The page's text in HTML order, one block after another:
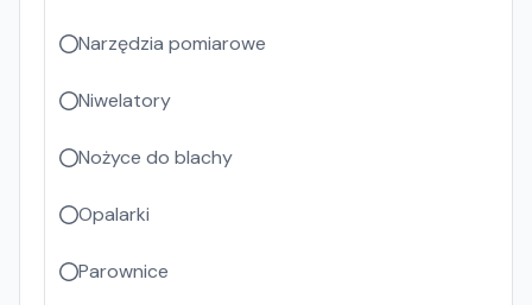
Narzędzia pomiarowe
Niwelatory
Nożyce do blachy
Opalarki
Parownice